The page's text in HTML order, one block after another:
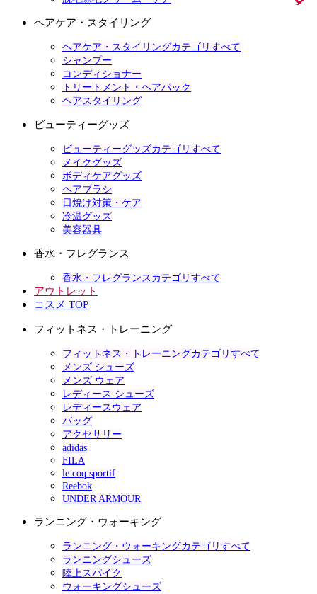
ヘアケア・スタイリング
ヘアケア・スタイリングカテゴリすべて
シャンプー
コンディショナー
トリートメント・ヘアパック
ヘアスタイリング
ビューティーグッズ
ビューティーグッズカテゴリすべて
メイクグッズ
ボディケアグッズ
ヘアブラシ
日焼け対策・ケア
冷温グッズ
美容器具
香水・フレグランス
香水・フレグランスカテゴリすべて
アウトレット
コスメ TOP
フィットネス・トレーニング
フィットネス・トレーニングカテゴリすべて
メンズ シューズ
メンズ ウェア
レディース シューズ
レディースウェア
バッグ
アクセサリー
adidas
FILA
le coq sportif
Reebok
UNDER ARMOUR
ランニング・ウォーキング
ランニング・ウォーキングカテゴリすべて
ランニングシューズ
陸上スパイク
ウォーキングシューズ